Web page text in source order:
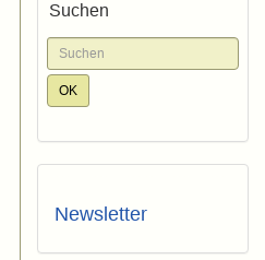
Suchen
Newsletter